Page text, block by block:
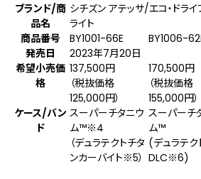
ブランド/商
品名
シチズン アテッサ/エコ・ドラ
ライト
商品番号
BY1001-66E BY1006-
発売日
2023年7月20日
希望小売価
格
137,500円
（税抜価格
125,000円）
170,500円
（税抜価格
155,000円）
ケース/バン
ド
スーパーチタニウ
ム™※4
（デュラテクトチタ
ンカーバイト※5）
スーパーチ
ム™
(デュラテク
DLC※6)